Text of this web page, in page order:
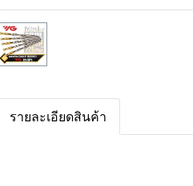
รายละเอียดสินค้า